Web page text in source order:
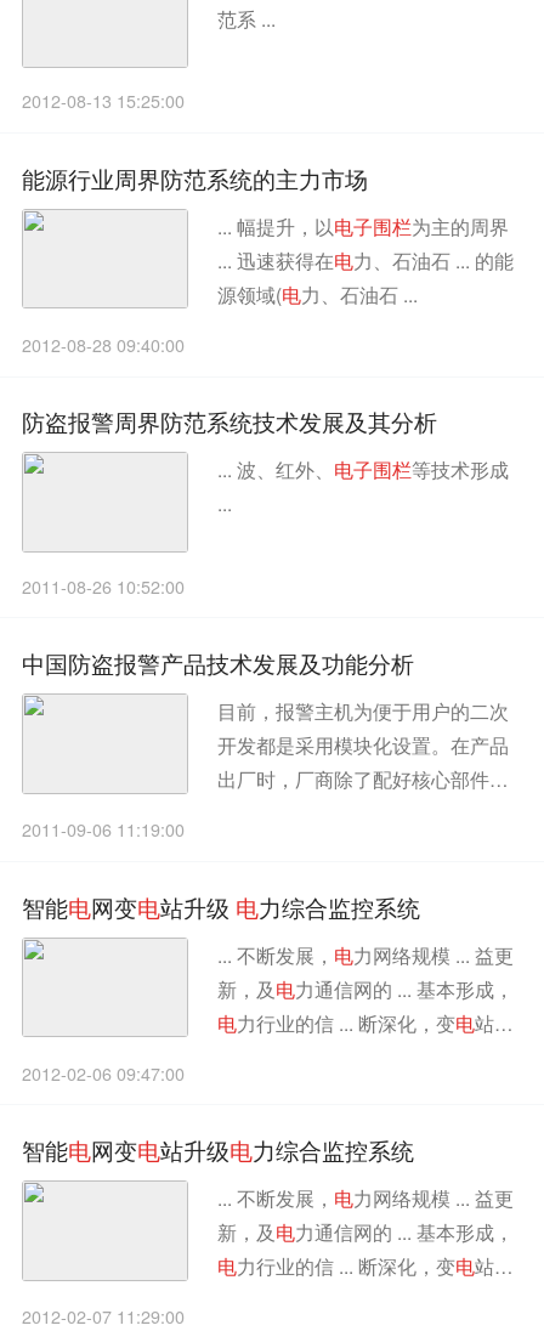
范系 ...
2012-08-13 15:25:00
能源行业周界防范系统的主力市场
... 幅提升，以电子围栏为主的周界
... 迅速获得在电力、石油石 ... 的能
源领域(电力、石油石 ...
2012-08-28 09:40:00
防盗报警周界防范系统技术发展及其分析
... 波、红外、 电子围栏等技术形成
...
2011-08-26 10:52:00
中国防盗报警产品技术发展及功能分析
目前，报警主机为便于用户的二次
开发都是采用模块化设置。在产品
出厂时，厂商除了配好核心部件
2011-09-06 11:19:00
智能电网变电站升级 电力综合监控系统
... 不断发展， 电力网络规模 ... 益更
新，及电力通信网的 ... 基本形成，
电力行业的信 ... 断深化，变电站多
2012-02-06 09:47:00
智能电网变电站升级电力综合监控系统
... 不断发展， 电力网络规模 ... 益更
新，及电力通信网的 ... 基本形成，
电力行业的信 ... 断深化，变电站多
2012-02-07 11:29:00